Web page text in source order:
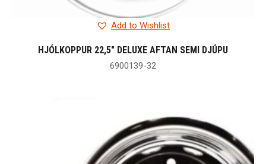
Add to Wishlist
HJÓLKOPPUR 22,5″ DELUXE AFTAN SEMI DJÚPU
6900139-32